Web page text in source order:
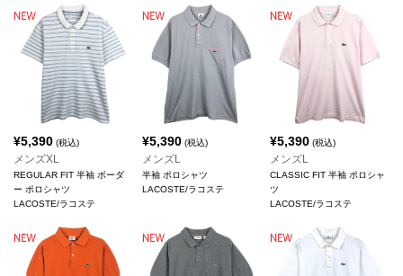
¥5,390 (税込)
メンズXL
REGULAR FIT 半袖 ボーダ
ー ポロシャツ
LACOSTE/ラコステ
¥5,390(税込)
メンズL
半袖 ポロシャツ
LACOSTE/ラコステ
¥5,390 (税込)
メンズL
CLASSIC FIT 半袖 ポロシャ
ツ
LACOSTE/ラコステ